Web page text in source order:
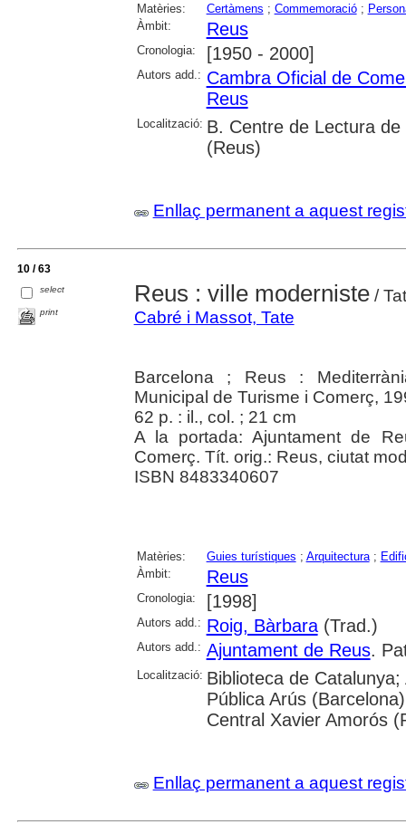
Matèries: Certàmens ; Commemoració;
Àmbit:
Reus
Cronologia: [1950 - 2000]
Autors add.: Cambra Oficial de
Reus
Localització: B. Centre de Lectura
(Reus)
Enllaç permanent a aquest
10 / 63
select
print
Reus : ville moderniste/
Cabré i Massot, Tate
Barcelona ; Reus :
Municipal de Turisme i Comerç,
62 p. : il., col. ; 21 cm
A la portada: Ajuntament de
Comerç. Tít. orig.: Reus, ciutat
ISBN 8483340607
Matèries: Guies turístiques ; Arquitectura;
Àmbit:
Reus
Cronologia: [1998]
Autors add.: Roig, Bàrbara(Trad.)
Autors add.: Ajuntament de Reus.
Localització: Biblioteca de
Pública Arús
Central Xavier Amorós
Enllaç permanent a aquest